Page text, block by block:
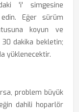
'i' simgesine
Eğer sürüm
koyun ve
30 dakika bekletin;
yüklenecektir.
problem büyük
dahili hoparlör